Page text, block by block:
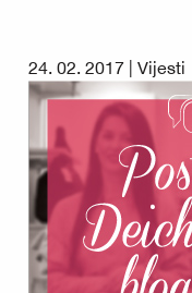
24. 02. 2017 | Vijesti